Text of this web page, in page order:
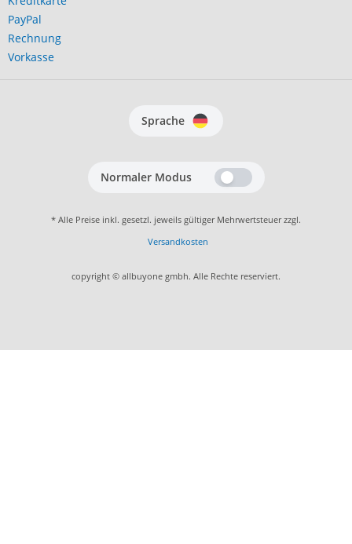
PayPal
Rechnung
Vorkasse
Sprache
Normaler Modus
* Alle Preise inkl. gesetzl. jeweils gültiger Mehrwertsteuer zzgl.
Versandkosten
copyright © allbuyone gmbh. Alle Rechte reserviert.